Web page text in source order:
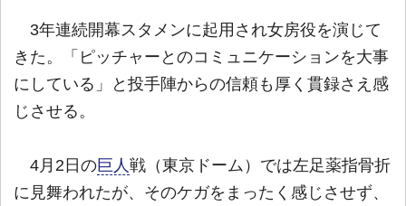
3年連続開幕スタメンに起用され女房役を演じて
きた。「ピッチャーとのコミュニケーションを大事
にしている」と投手陣からの信頼も厚く貫録さえ感
じさせる。
4月2日の巨人 戦（東京ドーム）では左足薬指骨折
に見舞われたが、そのケガをまったく感じさせず、